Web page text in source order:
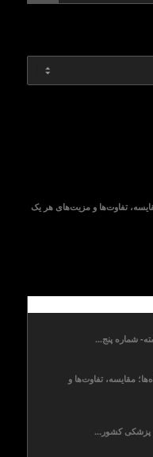
تفاوت‌ها و مزیت‌های هر یک
شماره پنج...
مقایسه، تفاوت‌ها و
پزشکی کشور...